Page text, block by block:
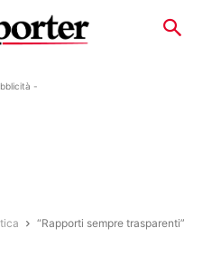
-
“Rapporti sempre trasparenti”